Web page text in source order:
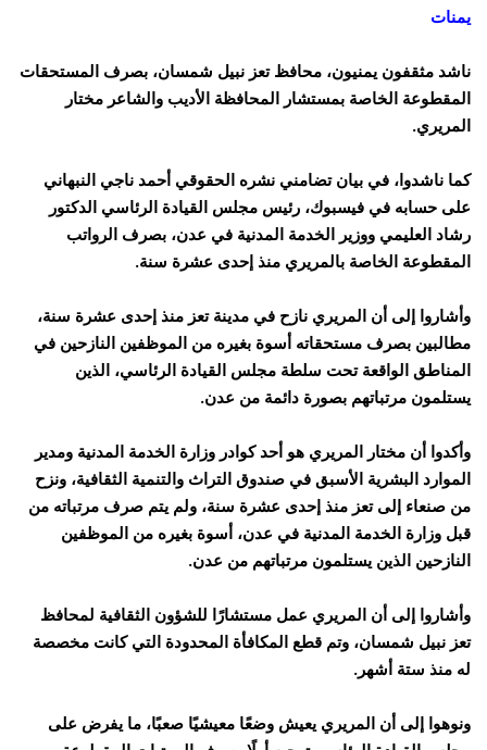
يمنات
ناشد مثقفون يمنيون، محافظ تعز نبيل شمسان، بصرف المستحقات
المقطوعة الخاصة بمستشار المحافظة الأديب والشاعر مختار
المريري.
كما ناشدوا، في بيان تضامني نشره الحقوقي أحمد ناجي النبهاني
على حسابه في فيسبوك، رئيس مجلس القيادة الرئاسي الدكتور
رشاد العليمي ووزير الخدمة المدنية في عدن، بصرف الرواتب
المقطوعة الخاصة بالمريري منذ إحدى عشرة سنة.
وأشاروا إلى أن المريري نازح في مدينة تعز منذ إحدى عشرة سنة،
مطالبين بصرف مستحقاته أسوة بغيره من الموظفين النازحين في
المناطق الواقعة تحت سلطة مجلس القيادة الرئاسي، الذين
يستلمون مرتباتهم بصورة دائمة من عدن.
وأكدوا أن مختار المريري هو أحد كوادر وزارة الخدمة المدنية ومدير
الموارد البشرية الأسبق في صندوق التراث والتنمية الثقافية، ونزح
من صنعاء إلى تعز منذ إحدى عشرة سنة، ولم يتم صرف مرتباته من
قبل وزارة الخدمة المدنية في عدن، أسوة بغيره من الموظفين
النازحين الذين يستلمون مرتباتهم من عدن.
وأشاروا إلى أن المريري عمل مستشارًا للشؤون الثقافية لمحافظ
تعز نبيل شمسان، وتم قطع المكافأة المحدودة التي كانت مخصصة
له منذ ستة أشهر.
ونوهوا إلى أن المريري يعيش وضعًا معيشيًا صعبًا، ما يفرض على